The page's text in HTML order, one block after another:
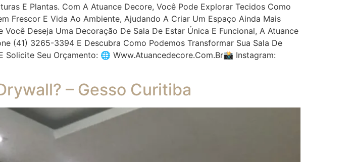
E Plantas. Com A Atuance Decore, Você Pode Explorar Tecidos Como
Frescor E Vida Ao Ambiente, Ajudando A Criar Um Espaço Ainda Mais
Deseja Uma Decoração De Sala De Estar Única E Funcional, A Atuance
(41) 3265-3394 E Descubra Como Podemos Transformar Sua Sala De
Seu Orçamento: 🌐 Www.atuancedecore.com.br📸 Instagram:
– Gesso Curitiba